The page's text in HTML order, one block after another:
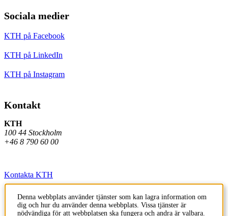
Sociala medier
KTH på Facebook
KTH på LinkedIn
KTH på Instagram
Kontakt
KTH
100 44 Stockholm
+46 8 790 60 00
Kontakta KTH
Jobba på KTH
Press och media
Denna webbplats använder tjänster som kan lagra information om
dig och hur du använder denna webbplats. Vissa tjänster är
nödvändiga för att webbplatsen ska fungera och andra är valbara.